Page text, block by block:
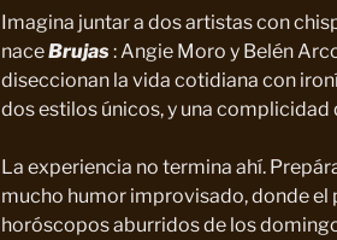
Imagina juntar a dos artistas con
naceBrujas : Angie Moro y Belén
diseccionan la vida cotidiana con
dos estilos únicos, y una
La experiencia no termina ahí.
mucho humor improvisado, donde el
horóscopos aburridos de los